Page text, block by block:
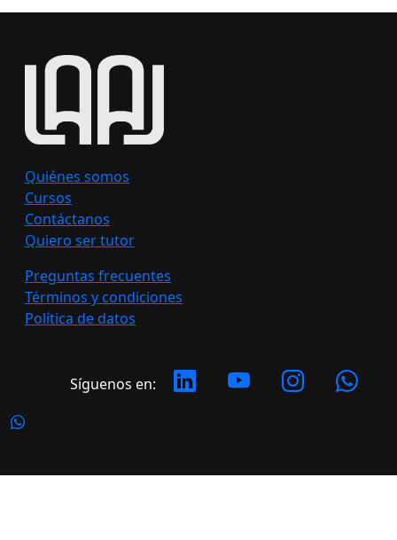
Quiénes somos
Cursos
Contáctanos
Quiero ser tutor
Preguntas frecuentes
Términos y condiciones
Política de datos
Síguenos en: